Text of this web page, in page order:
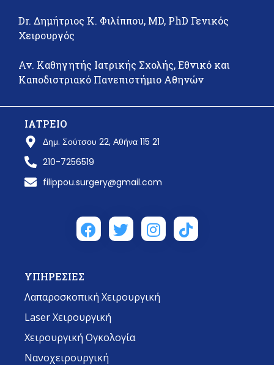
Dr. Δημήτριος Κ. Φιλίππου, MD, PhD Γενικός
Χειρουργός
Αν. Καθηγητής Ιατρικής Σχολής, Εθνικό και
Καποδιστριακό Πανεπιστήμιο Αθηνών
ΙΑΤΡΕΙΟ
Δημ. Σούτσου 22, Αθήνα 115 21
210-7256519
filippou.surgery@gmail.com
ΥΠΗΡΕΣΙΕΣ
Λαπαροσκοπική Χειρουργική
Laser Χειρουργική
Χειρουργική Ογκολογία
Νανοχειρουργική